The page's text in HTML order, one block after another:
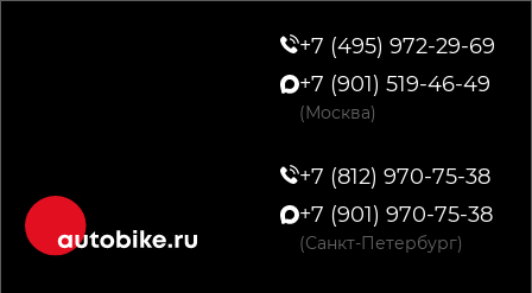
+7 (495) 972-29-69
+7 (901) 519-46-49
(Москва)
+7 (812) 970-75-38
+7 (901) 970-75-38
(Санкт-Петербург)